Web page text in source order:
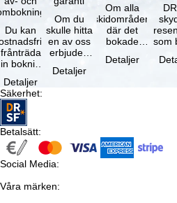
Du kan
frånträda
bokning
efter
…
Detaljer
Om du
skulle hitta
en av oss
erbjuden
samma
Detaljer
Om alla
skidområden
där det
bokade
gäller –
Detaljer
som
Säkerhet:
Betalsätt:
Social Media:
Våra märken: